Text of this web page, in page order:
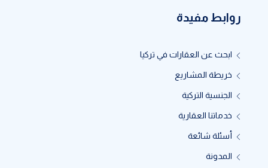
روابط مفيدة
ابحث عن العقارات في تركيا
خريطة المشاريع
الجنسية التركية
خدماتنا العقارية
أسئلة شائعة
المدونة